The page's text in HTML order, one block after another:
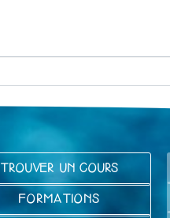
TROUVER UN COURS
FORMATIONS